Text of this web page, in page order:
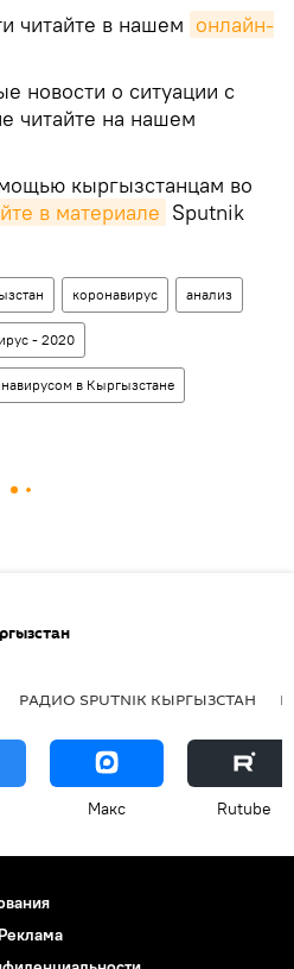
читайте в нашем онлайн-
новости о ситуации с
читайте на нашем
кыргызстанцам во
в материале Sputnik
коронавирус анализ
- 2020
в Кыргызстане
РАДИО SPUTNIK КЫРГЫЗСТАН
Макс Rutube
Реклама